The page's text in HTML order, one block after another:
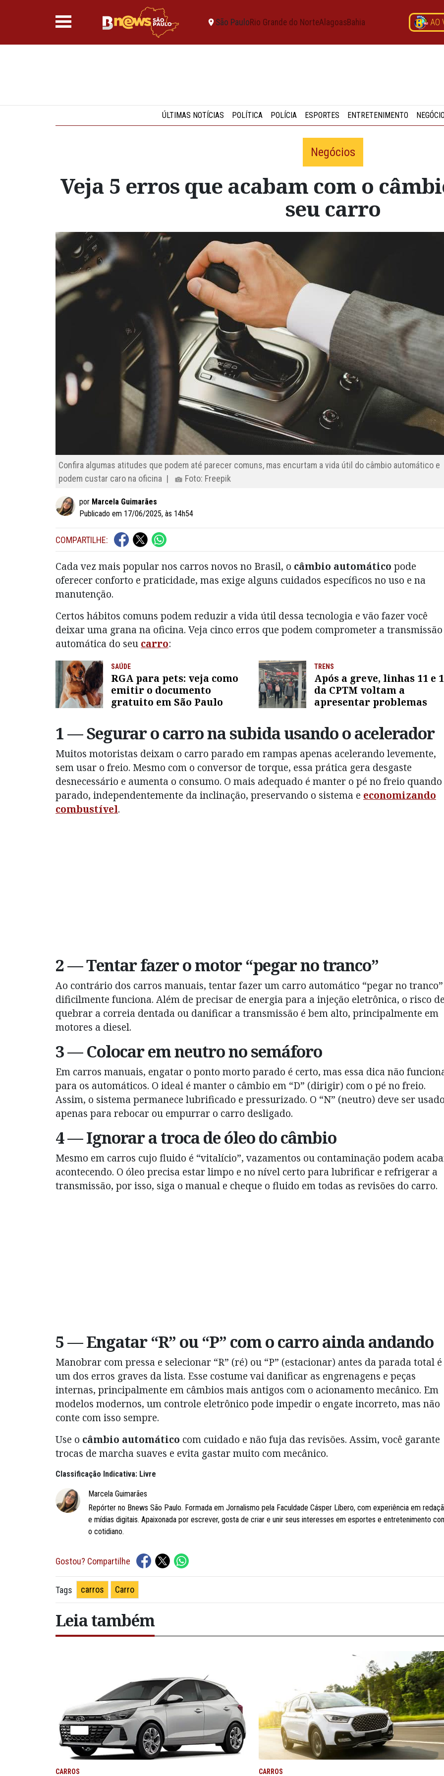
São PauloRio Grande do NorteAlagoasBahia AO
ÚLTIMAS NOTÍCIAS POLÍTICA POLÍCIA ESPORTES ENTRETENIMENTO
Negócios
Veja 5 erros que acabam com o
seu carro
Confira algumas atitudes que podem até parecer comuns, mas encurtam a vida útil do câmbio automático e
podem custar caro na oficina |
Foto: Freepik
por Marcela Guimarães
Publicado em 17/06/2025, às 14h54
COMPARTILHE:
Cada vez mais popular nos carros novos no Brasil, o câmbio automático pode
oferecer conforto e praticidade, mas exige alguns cuidados específicos no uso e na
manutenção.
Certos hábitos comuns podem reduzir a vida útil dessa tecnologia e vão fazer você
deixar uma grana na oficina. Veja cinco erros que podem comprometer a transmissão
automática do seu carro:
SAÚDE
RGA para pets: veja como
emitir o documento
gratuito em São Paulo
TRENS
Após a greve, linhas 11 e
da CPTM voltam a
apresentar problemas
1 — Segurar o carro na subida usando o acelerador
Muitos motoristas deixam o carro parado em rampas apenas acelerando levemente,
sem usar o freio. Mesmo com o conversor de torque, essa prática gera desgaste
desnecessário e aumenta o consumo. O mais adequado é manter o pé no freio quando
parado, independentemente da inclinação, preservando o sistema e economizando
combustível.
2 — Tentar fazer o motor “pegar no tranco”
Ao contrário dos carros manuais, tentar fazer um carro automático “pegar no tranco”
dificilmente funciona. Além de precisar de energia para a injeção eletrônica, o risco
quebrar a correia dentada ou danificar a transmissão é bem alto, principalmente em
motores a diesel.
3 — Colocar em neutro no semáforo
Em carros manuais, engatar o ponto morto parado é certo, mas essa dica não
para os automáticos. O ideal é manter o câmbio em “D” (dirigir) com o pé no freio.
Assim, o sistema permanece lubrificado e pressurizado. O “N” (neutro) deve ser
apenas para rebocar ou empurrar o carro desligado.
4 — Ignorar a troca de óleo do câmbio
Mesmo em carros cujo fluido é “vitalício”, vazamentos ou contaminação podem
acontecendo. O óleo precisa estar limpo e no nível certo para lubrificar e refrigerar a
transmissão, por isso, siga o manual e cheque o fluido em todas as revisões do carro.
5 — Engatar “R” ou “P” com o carro ainda andando
Manobrar com pressa e selecionar “R” (ré) ou “P” (estacionar) antes da parada total é
um dos erros graves da lista. Esse costume vai danificar as engrenagens e peças
internas, principalmente em câmbios mais antigos com o acionamento mecânico. Em
modelos modernos, um controle eletrônico pode impedir o engate incorreto, mas não
conte com isso sempre.
Use o câmbio automático com cuidado e não fuja das revisões. Assim, você garante
trocas de marcha suaves e evita gastar muito com mecânico.
Classificação Indicativa: Livre
Marcela Guimarães
Repórter no Bnews São Paulo. Formada em Jornalismo pela Faculdade Cásper Líbero, com experiência em
e mídias digitais. Apaixonada por escrever, gosta de criar e unir seus interesses em esportes e entretenimento
o cotidiano.
Gostou? Compartilhe
Tags carros Carro
Leia também
CARROS CARROS